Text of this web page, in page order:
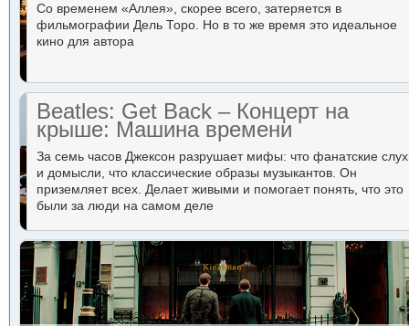
Со временем «Аллея», скорее всего, затеряется в
фильмографии Дель Торо. Но в то же время это идеальное
кино для автора
Beatles: Get Back – Концерт на
крыше: Машина времени
За семь часов Джексон разрушает мифы: что фанатские
и домысли, что классические образы музыкантов. Он
приземляет всех. Делает живыми и помогает понять, что это
были за люди на самом деле